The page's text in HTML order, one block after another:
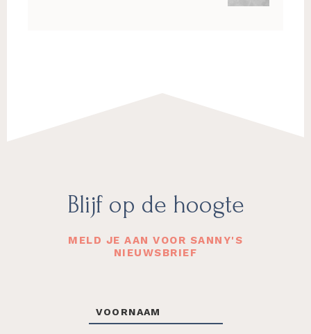
FooterBlijf op de hoogte
MELD JE AAN VOOR SANNY'S
NIEUWSBRIEF